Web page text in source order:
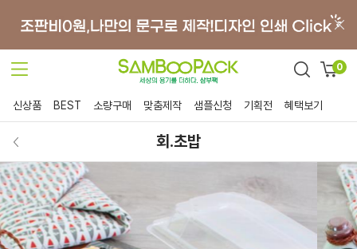
0
신상품 BEST 소량구매 맞춤제작 샘플신청 기획전 혜택보기
회.초밥